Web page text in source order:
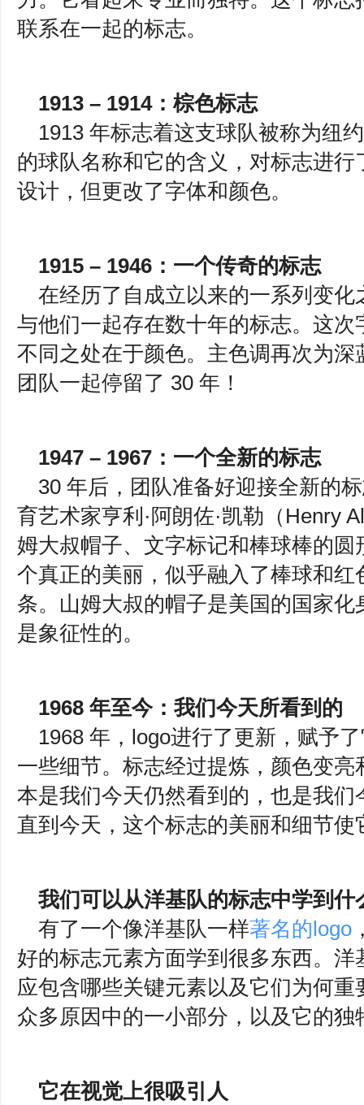
联系在一起的标志。
1913 – 1914：棕色标志
1913 年标志着这支球队被称为纽
的球队名称和它的含义，对标志进
设计，但更改了字体和颜色。
1915 – 1946：一个传奇的标志
在经历了自成立以来的一系列变
与他们一起存在数十年的标志。这
不同之处在于颜色。主色调再次为
团队一起停留了 30 年！
1947 – 1967：一个全新的标志
30 年后，团队准备好迎接全新的
育艺术家亨利·阿朗佐·凯勒（Henry
姆大叔帽子、文字标记和棒球棒的
个真正的美丽，似乎融入了棒球和红
条。山姆大叔的帽子是美国的国家
是象征性的。
1968 年至今：我们今天所看到的
1968 年，logo进行了更新，赋予
一些细节。标志经过提炼，颜色变
本是我们今天仍然看到的，也是我
直到今天，这个标志的美丽和细节
我们可以从洋基队的标志中学到
有了一个像洋基队一样著名的logo
好的标志元素方面学到很多东西。
应包含哪些关键元素以及它们为何
众多原因中的一小部分，以及它的
它在视觉上很吸引人